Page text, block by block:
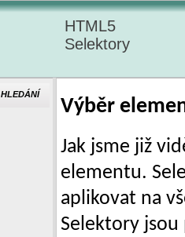
HTML5
Selektory
Výběr
Jak jsme již
elementu.
aplikovat na
Selektory
HLEDÁNÍ